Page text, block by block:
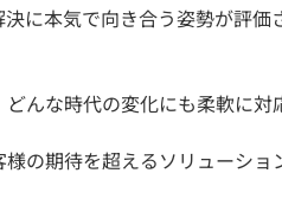
に本気で向き合う姿勢が評価
んな時代の変化にも柔軟に対
の期待を超えるソリューショ